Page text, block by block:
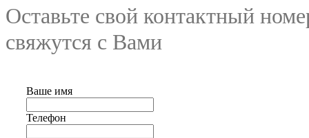
Оставьте свой контактный
свяжутся с Вами
Ваше имя
Телефон